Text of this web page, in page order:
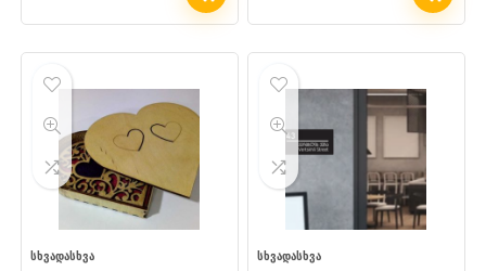
ᲡᲮᲕᲐᲓᲐᲡᲮᲕᲐ ᲡᲮᲕᲐᲓᲐᲡᲮᲕᲐ